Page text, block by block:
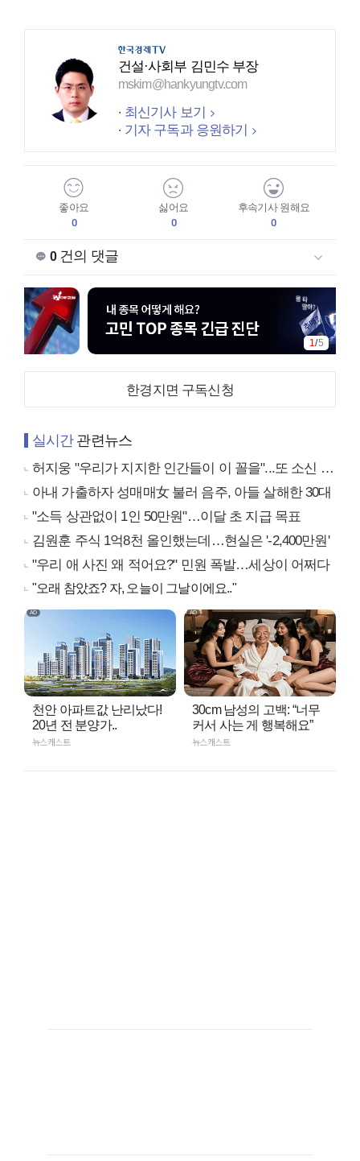
건설·사회부 김민수 부장
mskim@hankyungtv.com
최신기사 보기
기자 구독과 응원하기
좋아요
0
싫어요
0
후속기사 원해요
0
0건의 댓글
1/5
한경지면 구독신청
실시간관련뉴스
허지웅 "우리가 지지한 인간들이 이 꼴을"...또 소신 발언
아내 가출하자 성매매女 불러 음주, 아들 살해한 30대
"소득 상관없이 1인 50만원"…이달 초 지급 목표
김원훈 주식 1억8천 올인했는데…현실은 '-2,400만원'
"우리 애 사진 왜 적어요?" 민원 폭발…세상이 어쩌다
"오래 참았죠? 자, 오늘이 그날이에요.."
천안 아파트값 난리났다!
20년 전 분양가..
뉴스캐스트
30cm 남성의 고백: “너무
커서 사는 게 행복해요”
뉴스캐스트